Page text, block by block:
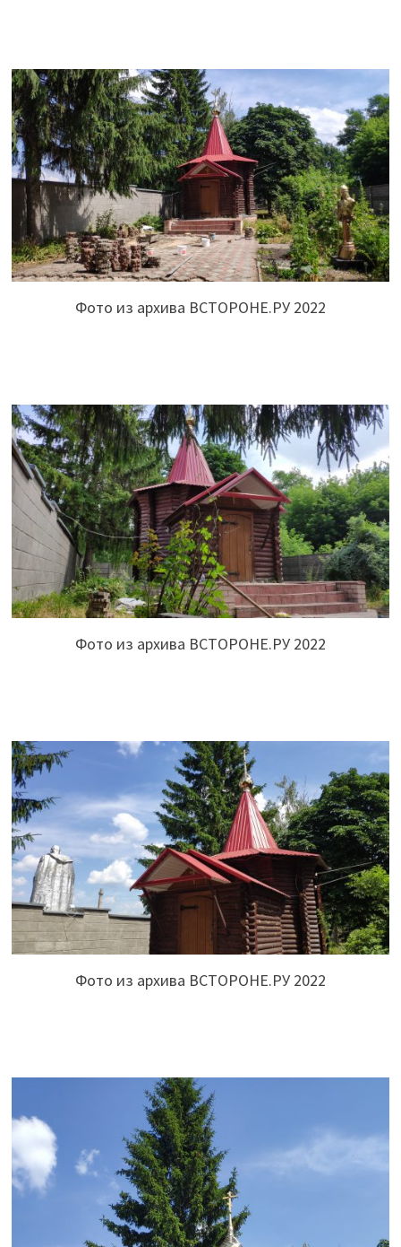
Фото из архива ВСТОРОНЕ.РУ 2022
Фото из архива ВСТОРОНЕ.РУ 2022
Фото из архива ВСТОРОНЕ.РУ 2022